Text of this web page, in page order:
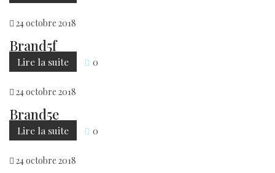
24octobre 2018
Brand5f
Lire la suite 0
24octobre 2018
Brand5e
Lire la suite 0
24octobre 2018